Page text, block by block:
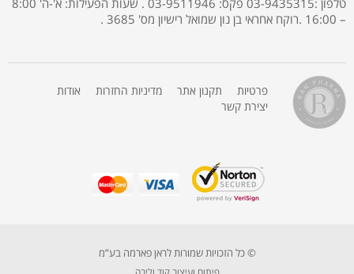
– 16:00 .רוקח אחראי בן נון שמואל רישיון מס' 3685 .
פרטיות תקנון אתר מדיניות החזרות
אודות
יצירת קשר
© כל הזכויות שמורות לראן פארמה בע”מ